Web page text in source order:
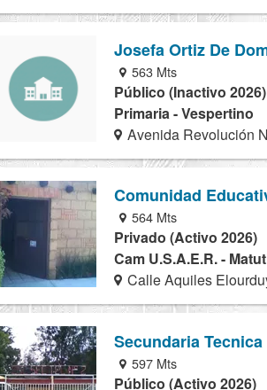
Josefa Ortiz De
563 Mts
Público (Inactivo 2026)
Primaria - Vespertino
Avenida Revolución
Comunidad
564 Mts
Privado (Activo 2026)
Cam U.S.A.E.R. -
Calle Aquiles
Secundaria Tecnica
597 Mts
Público (Activo 2026)